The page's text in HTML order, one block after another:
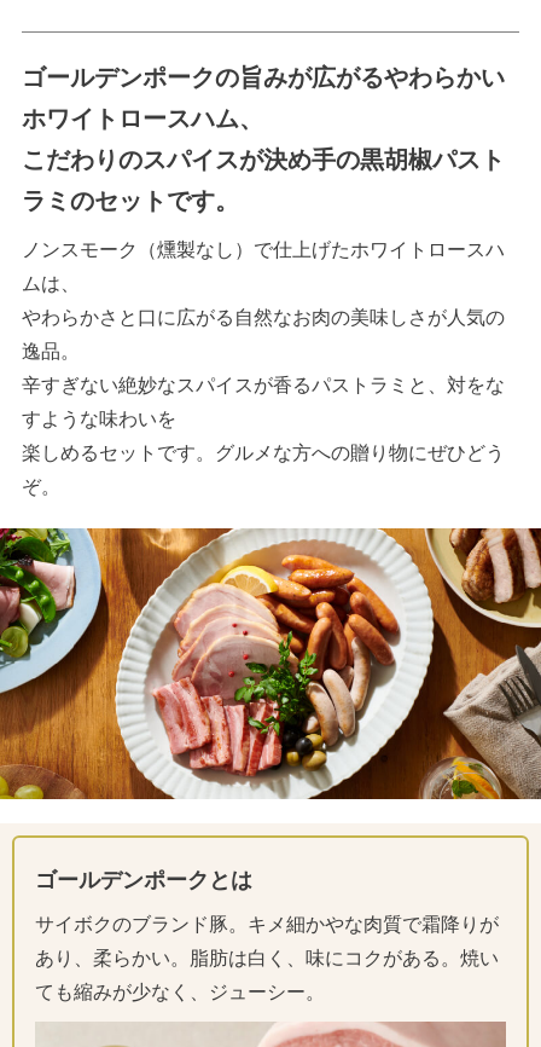
ゴールデンポークの旨みが広がるやわらかい
ホワイトロースハム、
こだわりのスパイスが決め手の黒胡椒パスト
ラミのセットです。
ノンスモーク（燻製なし）で仕上げたホワイトロースハ
ムは、
やわらかさと口に広がる自然なお肉の美味しさが人気の
逸品。
辛すぎない絶妙なスパイスが香るパストラミと、対をな
すような味わいを
楽しめるセットです。グルメな方への贈り物にぜひどう
ぞ。
ゴールデンポークとは
サイボクのブランド豚。キメ細かやな肉質で霜降りが
あり、柔らかい。脂肪は白く、味にコクがある。焼い
ても縮みが少なく、ジューシー。